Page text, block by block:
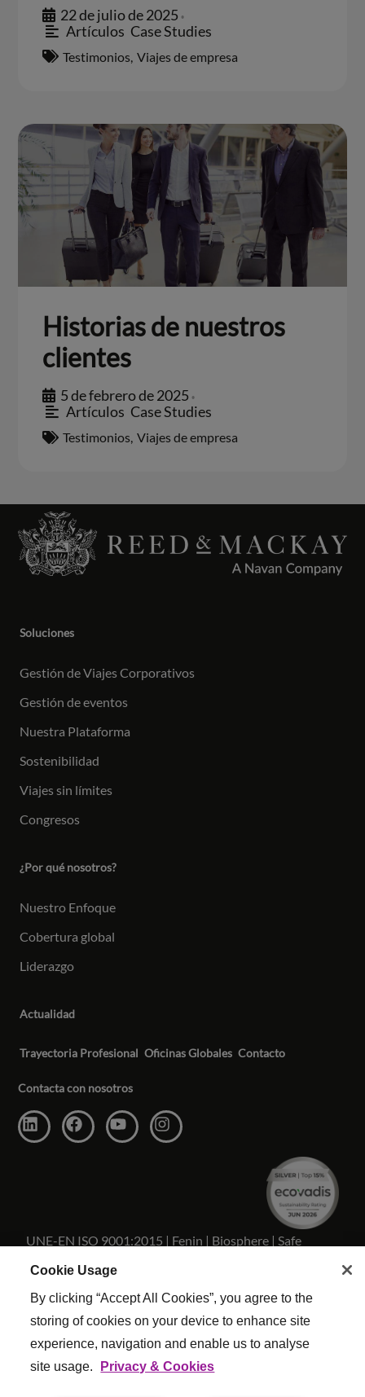
22 de julio de 2025 •
Artículos Case Studies
Testimonios Viajes de empresa
Historias de nuestros
clientes
5 de febrero de 2025 •
Artículos Case Studies
Testimonios, Viajes de empresa
Soluciones
Gestión de Viajes Corporativos
Gestión de eventos
Nuestra Plataforma
Sostenibilidad
Viajes sin límites
Congresos
¿Por qué nosotros?
Nuestro Enfoque
Cobertura global
Liderazgo
Actualidad
Trayectoria Profesional Oficinas Globales Contacto
Contacta con nosotros
UNE-EN ISO 9001:2015 | Fenin | Biosphere | Safe
Travels
reservados.
Cookie Usage
By clicking “Accept All Cookies”, you agree to the
storing of cookies on your device to enhance site
experience, navigation and enable us to analyse
site usage.
Privacy & Cookies